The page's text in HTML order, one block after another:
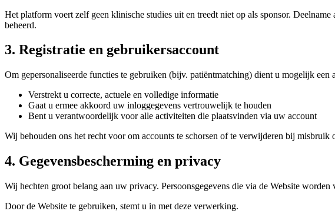
Het platform voert zelf geen klinische studies uit en treedt niet op als sponsor.
beheerd.
3. Registratie en gebruikersaccount
Om gepersonaliseerde functies te gebruiken (bijv. patiëntmatching) dient u mogelijk een
Verstrekt u correcte, actuele en volledige informatie
Gaat u ermee akkoord uw inloggegevens vertrouwelijk te houden
Bent u verantwoordelijk voor alle activiteiten die plaatsvinden via uw account
Wij behouden ons het recht voor om accounts te schorsen of te verwijderen bij misbruik
4. Gegevensbescherming en privacy
Wij hechten groot belang aan uw privacy. Persoonsgegevens die via de Website
Door de Website te gebruiken, stemt u in met deze verwerking.